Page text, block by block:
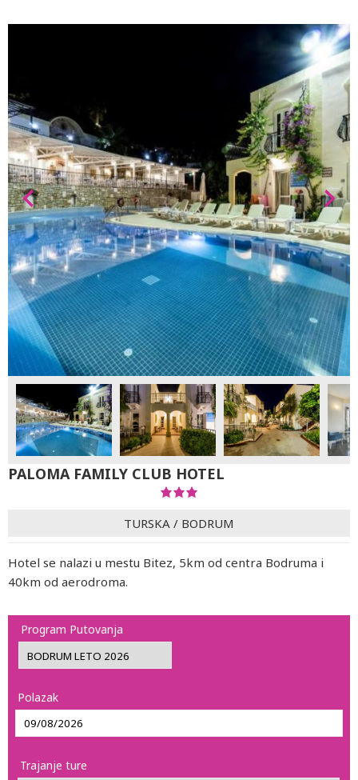
PALOMA FAMILY CLUB HOTEL
TURSKA / BODRUM
Hotel se nalazi u mestu Bitez, 5km od centra Bodruma i
40km od aerodroma.
Program Putovanja
Polazak
Trajanje ture